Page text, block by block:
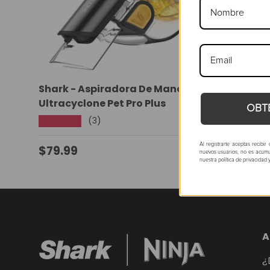
Shark - Aspiradora De Mano Inalámbrica
Ultracyclone Pet Pro Plus
(3)
Precio normal
$79.99
Al registrarte aceptas recibir
nuevos usuarios, no es
nuestra política de privacidad